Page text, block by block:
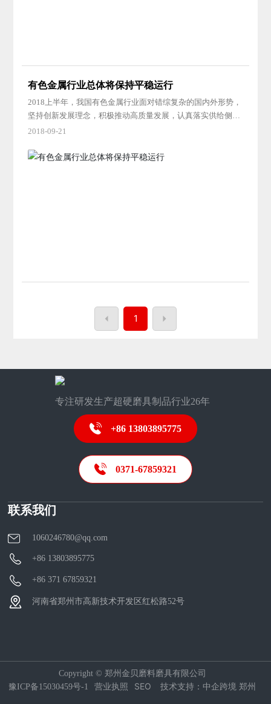
有色金属行业总体将保持平稳运行
2018上半年，我国有色金属行业面对错综复杂的国内外形势，
坚持创新发展理念，积极推动高质量发展，认真落实供给侧结
构性改革，有色金属工业生产总体保持平稳运行。十种有色金
量由负增长转正增长，铜加工材产量平稳增长，铝加工材产量
2018-09-21
1
专注研发生产超硬磨具制品行业26年
+86 13803895775
0371-67859321
联系我们
1060246780@qq.com
+86 13803895775
+86 371 67859321
河南省郑州市高新技术开发区红松路52号
Copyright © 郑州金贝磨料磨具有限公司
豫ICP备15030459号-1
营业执照 SEO 技术支持：中企跨境 郑州